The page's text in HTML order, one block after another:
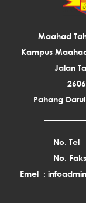
Maahad
Kampus
Jalan
Pahang
No. Tel
No.
Emel :